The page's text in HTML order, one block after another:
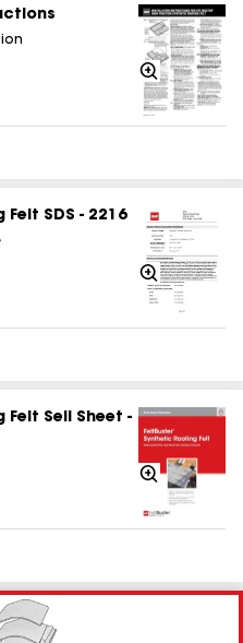
Agrandir
SDS - 2216
Agrandir
Felt Sell Sheet -
Agrandir